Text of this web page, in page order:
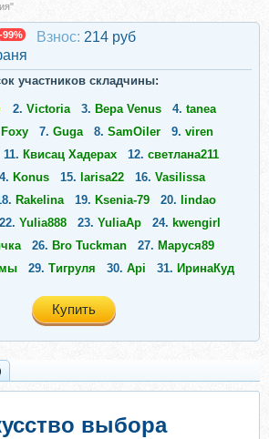
-99% Взнос: 214 руб
участников складчины:
2. Victoria 3. Вера Venus 4. tanea
Foxy 7. Guga 8. SamOiler 9. viren
11. Квисац Хадерах 12. светлана211
Konus 15. larisa22 16. Vasilissa
Rakelina 19. Ksenia-79 20. lindao
22. Yulia888 23. YuliaAp 24. kwengirl
26. Bro Tuckman 27. Маруся89
29. Тигруля 30. Api 31. ИринаКуд
36. няня 37. miramarta8
49.Captain Sparrow 50.ideas777
Купить
выбора